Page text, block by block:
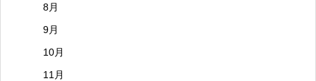
8月
9月
10月
11月